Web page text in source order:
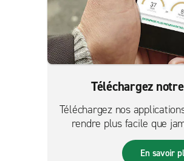
Téléchargez
Téléchargez nos
rendre plus facile que
réservations sur
En savoir